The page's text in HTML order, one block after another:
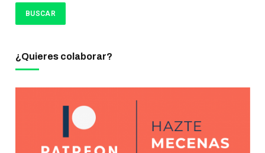
¿Quieres colaborar?